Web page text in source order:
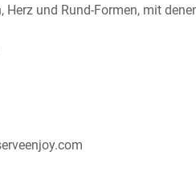
Herz und Rund-Formen, mit